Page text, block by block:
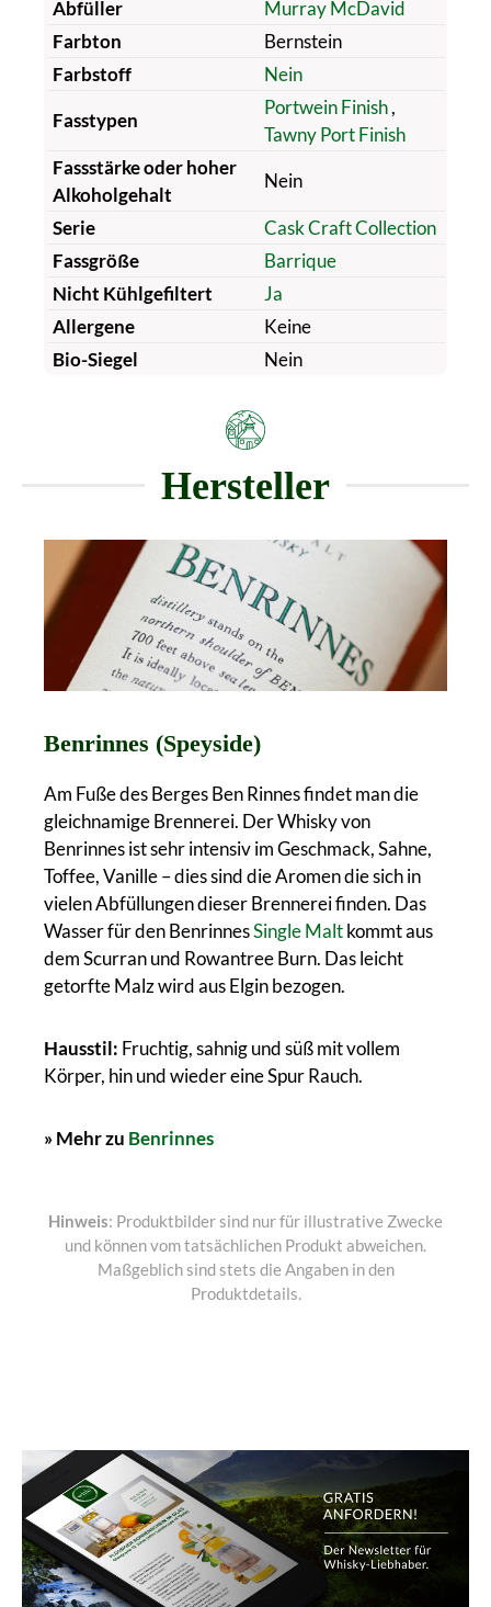
Abfüller
Murray McDavid
Farbton
Bernstein
Farbstoff
Nein
Fasstypen
Portwein Finish,
Tawny Port Finish
Fassstärke oder hoher
Alkoholgehalt
Nein
Serie
Cask Craft Collection
Fassgröße
Barrique
Nicht Kühlgefiltert
Ja
Allergene
Keine
Bio-Siegel
Nein
Hersteller
Benrinnes (Speyside)
Am Fuße des Berges Ben Rinnes findet man die
gleichnamige Brennerei. Der Whisky von
Benrinnes ist sehr intensiv im Geschmack, Sahne,
Toffee, Vanille – dies sind die Aromen die sich in
vielen Abfüllungen dieser Brennerei finden. Das
Wasser für den BenrinnesSingle Maltkommt aus
dem Scurran und Rowantree Burn. Das leicht
getorfte Malz wird aus Elgin bezogen.
Hausstil: Fruchtig, sahnig und süß mit vollem
Körper, hin und wieder eine Spur Rauch.
» Mehr zu Benrinnes
Hinweis: Produktbilder sind nur für illustrative Zwecke
und können vom tatsächlichen Produkt abweichen.
Maßgeblich sind stets die Angaben in den
Produktdetails.